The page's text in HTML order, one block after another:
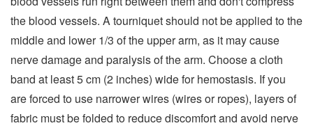
the blood vessels. A tourniquet should not be applied to the
middle and lower 1/3 of the upper arm, as it may cause
nerve damage and paralysis of the arm. Choose a cloth
band at least 5 cm (2 inches) wide for hemostasis. If you
are forced to use narrower wires (wires or ropes), layers of
fabric must be folded to reduce discomfort and avoid nerve